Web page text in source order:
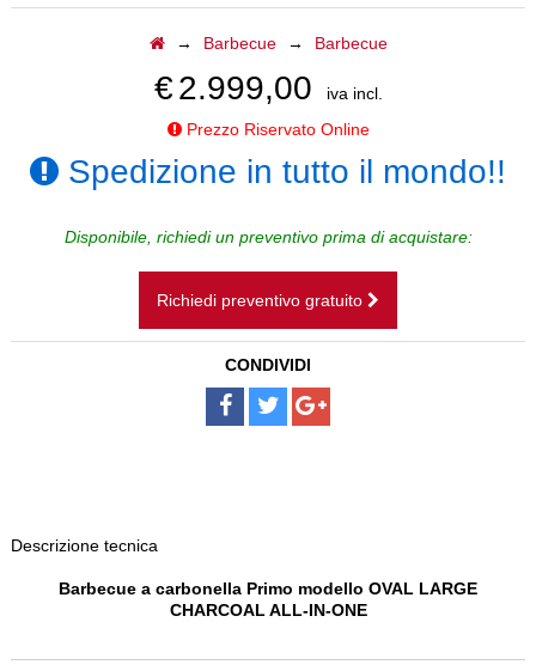
ACCESSORI
CAMINI SOSPESI
PAVIMENTI
→ Barbecue → Barbecue
€2.999,00
iva incl.
Prezzo Riservato Online
Spedizione in tutto il mondo!!
Disponibile, richiedi un preventivo prima di acquistare:
Richiedi preventivo gratuito
CONDIVIDI
Descrizione tecnica
Barbecue a carbonella Primo modello OVAL LARGE
CHARCOAL ALL-IN-ONE